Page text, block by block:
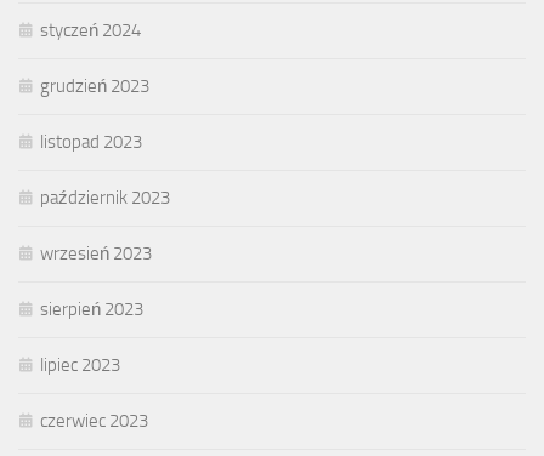
styczeń 2024
grudzień 2023
listopad 2023
październik 2023
wrzesień 2023
sierpień 2023
lipiec 2023
czerwiec 2023